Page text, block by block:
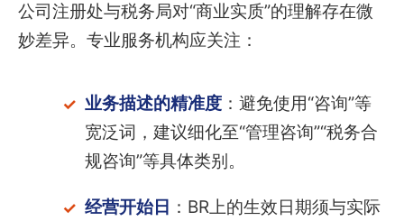
公司注册处与税务局对“商业实质”的理解存在微
妙差异。专业服务机构应关注：
业务描述的精准度：避免使用“咨询”等
宽泛词，建议细化至“管理咨询”“税务合
规咨询”等具体类别。
经营开始日 ：BR上的生效日期须与实际